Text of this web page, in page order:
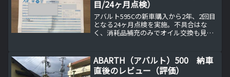
目/24ヶ月点検）
アバルト595Cの新車購入から2年、2回目
となる24ヶ月点検を実施。不具合はな
く、消耗品補充のみでオイル交換も見送
ABARTH（アバルト）500 納車
直後のレビュー（評価）